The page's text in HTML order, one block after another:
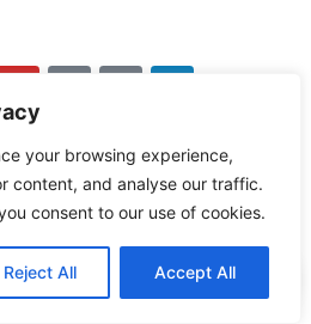
your browsing experience,
content, and analyse our traffic.
consent to our use of cookies.
Reject All Accept All
Y
u
u
b
e
T
o
k
G
l
e
L
e
d
i
n
Financing